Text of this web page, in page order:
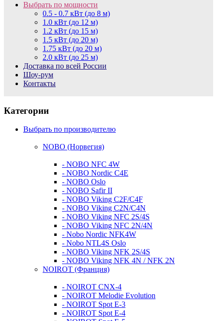
Выбрать по мощности
0.5 - 0.7 кВт (до 8 м)
1.0 кВт (до 12 м)
1.2 кВт (до 15 м)
1.5 кВт (до 20 м)
1.75 кВт (до 20 м)
2.0 кВт (до 25 м)
Доставка по всей России
Шоу-рум
Контакты
Категории
Выбрать по производителю
NOBO (Норвегия)
- NOBO NFC 4W
- NOBO Nordic C4E
- NOBO Oslo
- NOBO Safir II
- NOBO Viking C2F/C4F
- NOBO Viking C2N/C4N
- NOBO Viking NFC 2S/4S
- NOBO Viking NFС 2N/4N
- Nobo Nordic NFK4W
- Nobo NTL4S Oslo
- NOBO Viking NFK 2S/4S
- NOBO Viking NFK 4N / NFK 2N
NOIROT (Франция)
- NOIROT CNX-4
- NOIROT Melodie Evolution
- NOIROT Spot E-3
- NOIROT Spot E-4